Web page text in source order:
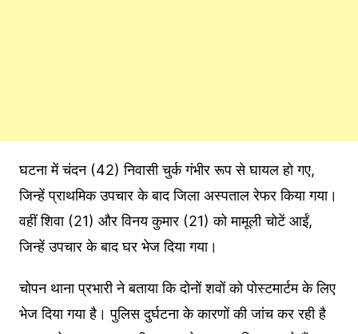
घटना में चंदन (42) निवासी चुर्क गंभीर रूप से घायल हो गए,
जिन्हें प्राथमिक उपचार के बाद जिला अस्पताल रेफर किया गया।
वहीं शिवा (21) और विनय कुमार (21) को मामूली चोटें आईं,
जिन्हें उपचार के बाद घर भेज दिया गया।
चोपन थाना प्रभारी ने बताया कि दोनों शवों को पोस्टमार्टम के लिए
भेज दिया गया है। पुलिस दुर्घटना के कारणों की जांच कर रही है